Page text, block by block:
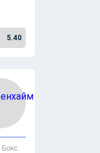
5.40
Бокс